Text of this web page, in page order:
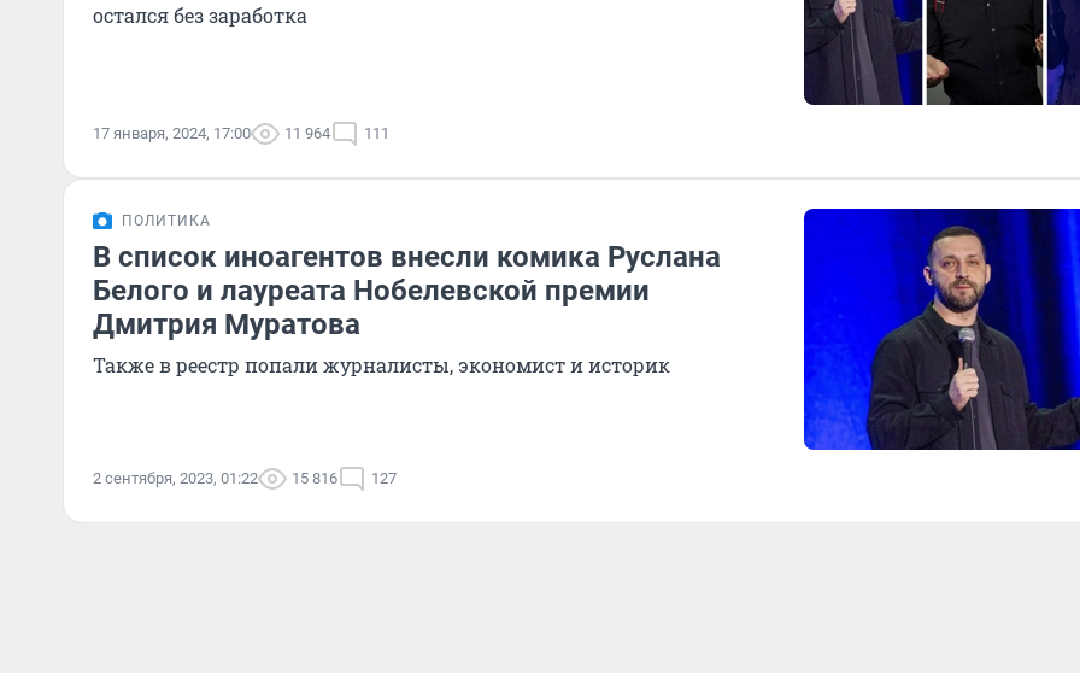
остался без заработка
17 января, 2024, 17:00 11 964 111
ПОЛИТИКА
В список иноагентов внесли комика Руслана
Белого и лауреата Нобелевской премии
Дмитрия Муратова
Также в реестр попали журналисты, экономист и историк
2 сентября, 2023, 01:22 15 816 127